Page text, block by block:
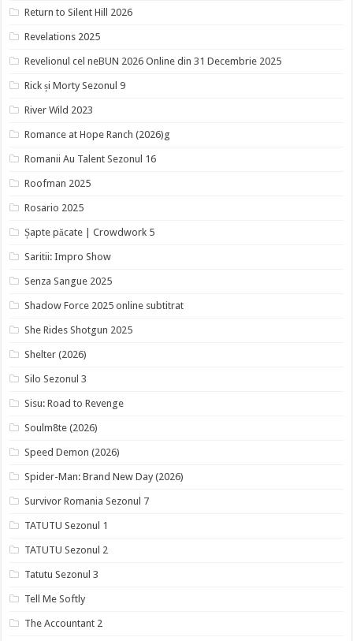
Return to Silent Hill 2026
Revelations 2025
Revelionul cel neBUN 2026 Online din 31 Decembrie 2025
Rick și Morty Sezonul 9
River Wild 2023
Romance at Hope Ranch (2026)g
Romanii Au Talent Sezonul 16
Roofman 2025
Rosario 2025
Șapte păcate | Crowdwork 5
Saritii: Impro Show
Senza Sangue 2025
Shadow Force 2025 online subtitrat
She Rides Shotgun 2025
Shelter (2026)
Silo Sezonul 3
Sisu: Road to Revenge
Soulm8te (2026)
Speed Demon (2026)
Spider-Man: Brand New Day (2026)
Survivor Romania Sezonul 7
TATUTU Sezonul 1
TATUTU Sezonul 2
Tatutu Sezonul 3
Tell Me Softly
The Accountant 2